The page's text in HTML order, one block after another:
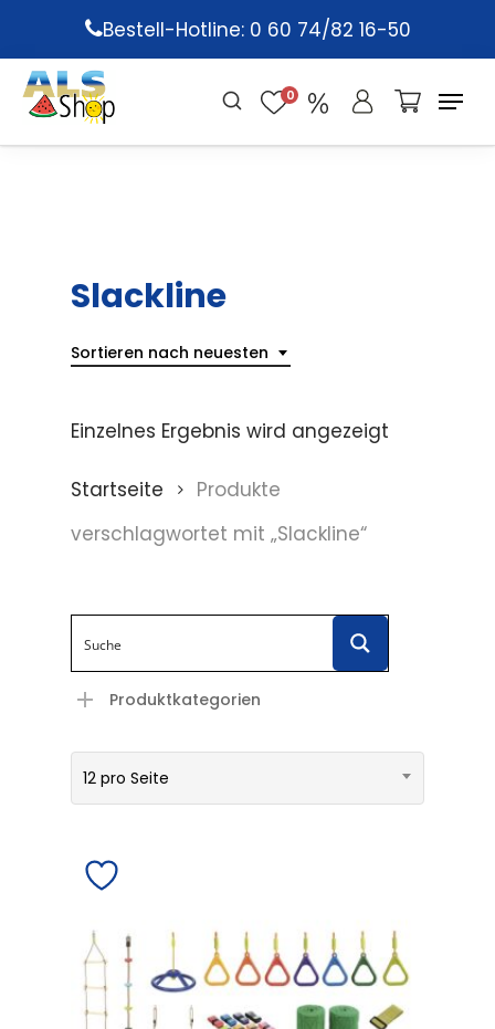
main
content
Bestell-Hotline: 0 60 74/82 16-50
0
Slackline
Sortieren nach neuesten
Einzelnes Ergebnis wird angezeigt
Startseite
Produkte
verschlagwortet mit „Slackline“
Produktkategorien
12 pro Seite